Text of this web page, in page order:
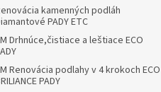
kamenných podláh
PADY ETC
Drhnúce,čistiace a leštiace ECO
Renovácia podlahy v 4 krokoch ECO
PADY